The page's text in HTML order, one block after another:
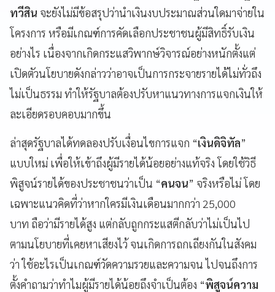
ทวีสิน จะยังไม่มีข้อสรุปว่านำเงินงบประมาณส่วนใดมาจ่ายใน
โครงการ หรือมีเกณฑ์การคัดเลือกประชาชนผู้มีสิทธิ์รับเงิน
อย่างไร เนื่องจากเกิดกระแสวิพากษ์วิจารณ์อย่างหนักตั้งแต่
เปิดตัวนโยบายดังกล่าวว่าอาจเป็นการกระจายรายได้ไม่ทั่วถึง
ไม่เป็นธรรม ทำให้รัฐบาลต้องปรับหาแนวทางการแจกเงินให้
ละเอียดรอบคอบมากขึ้น
ล่าสุดรัฐบาลได้ทดลองปรับเงื่อนไขการแจก “เงินดิจิทัล”
แบบใหม่ เพื่อให้เข้าถึงผู้มีรายได้น้อยอย่างแท้จริง โดยใช้วิธี
พิสูจน์รายได้ของประชาชนว่าเป็น “คนจน” จริงหรือไม่ โดย
เฉพาะแนวคิดที่ว่าหากใครมีเงินเดือนมากกว่า 25,000
บาท ถือว่ามีรายได้สูง แต่กลับถูกกระแสตีกลับว่าไม่เป็นไป
ตามนโยบายที่เคยหาเสียงไว้ จนเกิดการถกเถียงกันในสังคม
ว่า ใช้อะไรเป็นเกณฑ์วัดความรวยและความจน ไปจนถึงการ
ตั้งคำถามว่าทำไมผู้มีรายได้น้อยถึงจำเป็นต้อง “พิสูจน์ความ